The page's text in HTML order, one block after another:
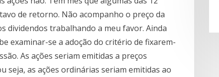
de retorno. Não acompanho o preço da
dividendos trabalhando a meu favor. Ainda
examinar-se a adoção do critério de fixarem-
As ações seriam emitidas a preços
seja, as ações ordinárias seriam emitidas ao